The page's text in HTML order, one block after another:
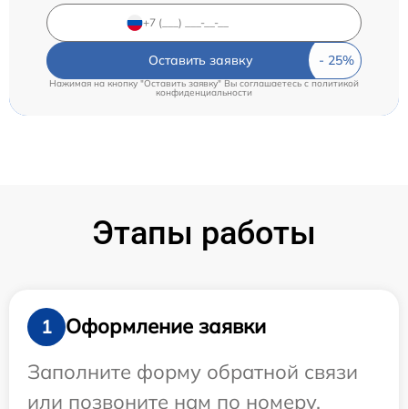
Оставить заявку
Нажимая на кнопку "Оставить заявку" Вы соглашаетесь cполитикой
конфиденциальности
Этапы работы
1
Оформление заявки
Заполните форму обратной связи
или позвоните нам по номеру,